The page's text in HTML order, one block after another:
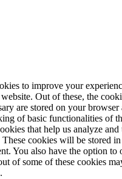
to improve your
Out of these, the
are stored on your browser
of basic functionalities of
that help us analyze
cookies will be stored
You also have the option to
of some of these cookies